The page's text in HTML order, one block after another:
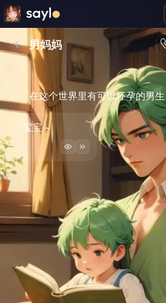
男妈妈
在这个世界里有可以怀孕的男
宝宝～